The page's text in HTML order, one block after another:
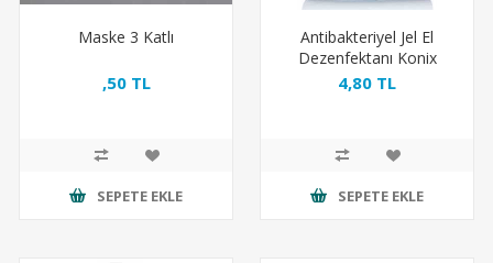
Maske 3 Katlı
,50 TL
SEPETE EKLE
Antibakteriyel Jel El
Dezenfektanı Konix
100ml ( Antibacterial Gel
4,80 TL
SEPETE EKLE